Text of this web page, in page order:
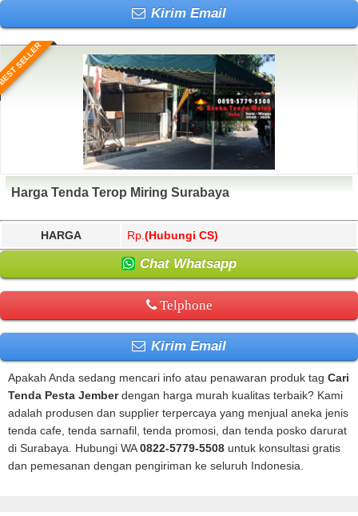
Kirim Email
SELLER
Harga Tenda Terop Miring Surabaya
HARGA Rp. (Hubungi CS)
Chat Whatsapp
Telphone
Kirim Email
Apakah Anda sedang mencari info atau penawaran produk tag Cari
Tenda Pesta Jemberdengan harga murah kualitas terbaik? Kami
adalah produsen dan supplier terpercaya yang menjual aneka jenis
tenda cafe, tenda sarnafil, tenda promosi, dan tenda posko darurat
di Surabaya. Hubungi WA0822-5779-5508 untuk konsultasi gratis
dan pemesanan dengan pengiriman ke seluruh Indonesia.